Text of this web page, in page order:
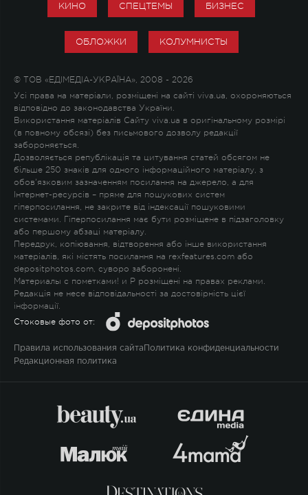
КИНО СПЕЦТЕМЫ БИЗНЕС
ОБЛОЖКИ КОЛУМНИСТЫ
© ТОВ «ЕДІМЕДІА-УКРАЇНА», 2008 - 2026
Усі права на матеріали, розміщені на сайті viva.ua, охороняються
відповідно до законодавства України.
Використання матеріалів Сайту viva.ua в оригінальному розмірі
(в повному обсязі) без письмового дозволу редакції
забороняється.
Дозволяється републікація та цитування статей обсягом не
більше 250 знаків для одного інформаційного матеріалу, з
обов'язковим зазначенням посилання на джерело, а для
Інтернет-ресурсів – пряме для пошукових систем
гіперпосилання, не закрите від індексації пошуковими
системами. Гіперпосилання має бути розміщене в підзаголовку
або першому абзаці матеріалу.
Передрук, копіювання, відтворення або інше використання
матеріалів, які містять посилання на rexfeatures.com або
depositphotos.com, суворо заборонені.
Материалы с пометками! и P розміщені на правах реклами.
Редакція не несе відповідальності за достовірність цієї
інформації.
Стоковые фото от:
Правила использования сайта Политика конфиденциальности
Редакционная политика